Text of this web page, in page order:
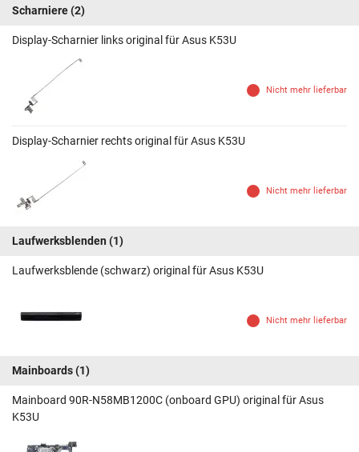
Scharniere(2)
Display-Scharnier links original für Asus K53U
Nicht mehr lieferbar
Display-Scharnier rechts original für Asus K53U
Nicht mehr lieferbar
Laufwerksblenden (1)
Laufwerksblende (schwarz) original für Asus K53U
Nicht mehr lieferbar
Mainboards(1)
Mainboard 90R-N58MB1200C (onboard GPU) original für Asus
K53U